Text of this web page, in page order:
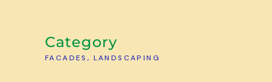
Category
FACADES, LANDSCAPING